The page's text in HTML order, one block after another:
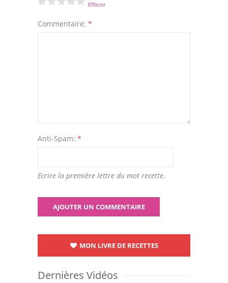
Effacer
Commentaire: *
Anti-Spam: *
Ecrire la première lettre du mot recette.
MON LIVRE DE RECETTES
Dernières Vidéos